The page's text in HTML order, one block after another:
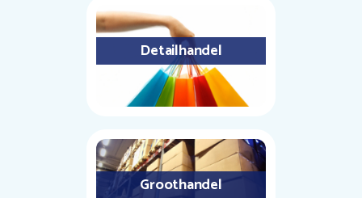
Detailhandel
Groothandel